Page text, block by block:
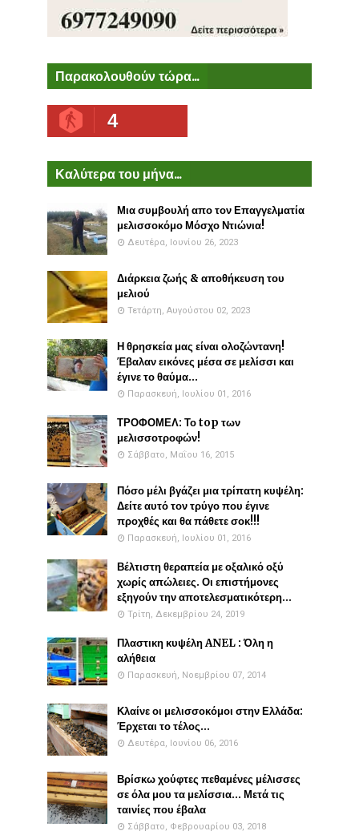
Παρακολουθούν τώρα...
4
Καλύτερα του μήνα...
Μια συμβουλή απο τον Επαγγελματία
μελισσοκόμο Μόσχο Ντιώνια!
Δευτέρα, Ιουνίου 26, 2023
Διάρκεια ζωής & αποθήκευση του
μελιού
Τετάρτη, Αυγούστου 02, 2023
Η θρησκεία μας είναι ολοζώντανη!
Έβαλαν εικόνες μέσα σε μελίσσι και
έγινε το θαύμα...
Παρασκευή, Ιουλίου 01, 2016
ΤΡΟΦΟΜΕΛ: Το top των
μελισσοτροφών!
Σάββατο, Μαΐου 16, 2015
Πόσο μέλι βγάζει μια τρίπατη κυψέλη:
Δείτε αυτό τον τρύγο που έγινε
προχθές και θα πάθετε σοκ!!!
Παρασκευή, Ιουλίου 01, 2016
Βέλτιστη θεραπεία με οξαλικό οξύ
χωρίς απώλειες. Οι επιστήμονες
εξηγούν την αποτελεσματικότερη...
Τρίτη, Δεκεμβρίου 24, 2019
Πλαστικη κυψέλη ANEL : Όλη η
αλήθεια
Παρασκευή, Νοεμβρίου 07, 2014
Κλαίνε οι μελισσοκόμοι στην Ελλάδα:
Έρχεται το τέλος...
Δευτέρα, Ιουνίου 06, 2016
Βρίσκω χούφτες πεθαμένες μέλισσες
σε όλα μου τα μελίσσια... Μετά τις
ταινίες που έβαλα
Σάββατο, Φεβρουαρίου 03, 2018